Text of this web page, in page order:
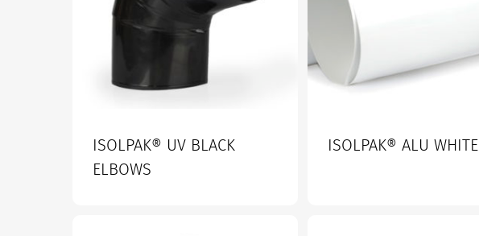
ISOLPAK® UV BLACK
ELBOWS
ISOLPAK® ALU WHITE